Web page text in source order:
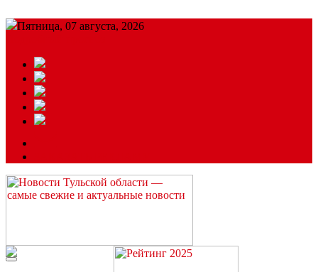
Пятница, 07 августа, 2026
Читайте последние новости дня в Тульской области на сайте
“ЗаНовомосковск”